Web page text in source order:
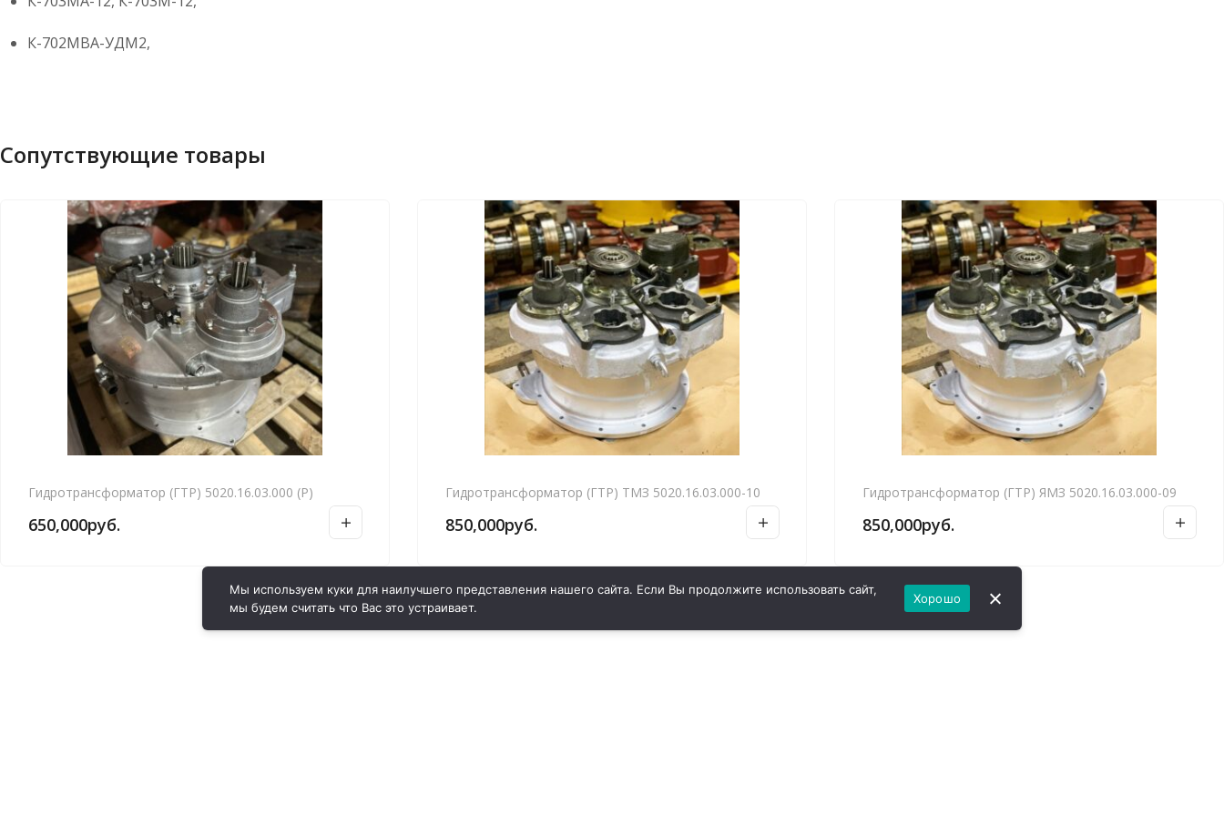
К-702МВА-УДМ2,
Сопутствующие товары
Гидротрансформатор (ГТР) 5020.16.03.000 (Р)
650,000руб.
Гидротрансформатор (ГТР) ТМЗ 5020.16.03.000-10
850,000руб.
Гидротрансформатор (ГТР) ЯМЗ 5020.16.03.000-09
850,000руб.
Мы используем куки для наилучшего представления нашего сайта. Если Вы продолжите использовать сайт,
мы будем считать что Вас это устраивает.
Хорошо